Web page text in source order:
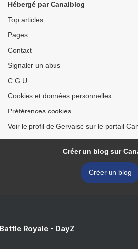
Hébergé par Canalblog
Top articles
Pages
Contact
Signaler un abus
C.G.U.
Cookies et données personnelles
Préférences cookies
Voir le profil de Gervaise sur le portail
Créer un blog sur
Créer un blog
Royale - DayZ